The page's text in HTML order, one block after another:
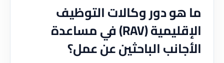
ما هو دور وكالات التوظيف
الإقليمية (RAV) في مساعدة
الأجانب الباحثين عن عمل؟